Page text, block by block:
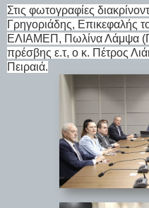
Στις φωτογραφίες
Γρηγοριάδης, Επικεφαλής
ΕΛΙΑΜΕΠ, Πωλίνα Λάμψα
πρέσβης ε.τ, ο κ. Πέτρος
Πειραιά.